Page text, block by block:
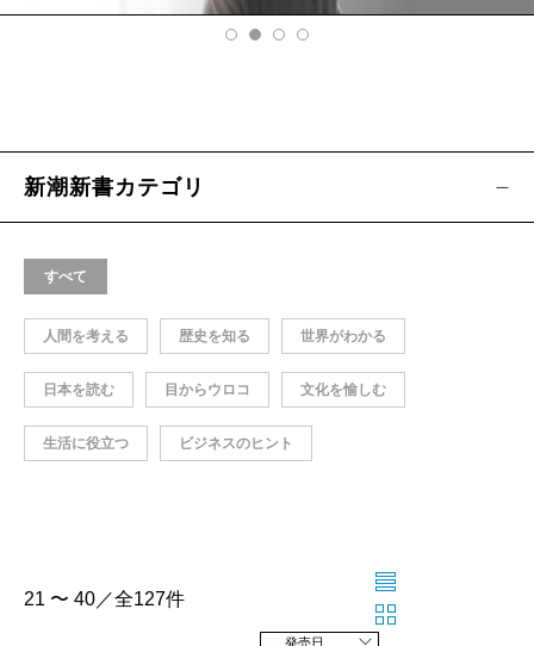
v
xt
新潮新書カテゴリ
すべて
人間を考える 歴史を知る 世界がわかる
日本を読む 目からウロコ 文化を愉しむ
生活に役立つ ビジネスのヒント
21 〜 40／全127件